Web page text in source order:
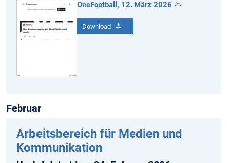
OneFootball, 12. März 2026
Download
Februar
Arbeitsbereich für Medien und
Kommunikation